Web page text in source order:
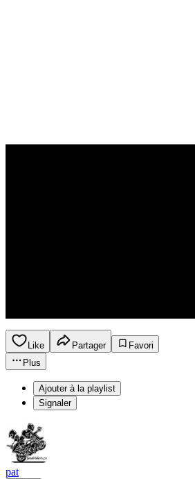
Like Partager
Favori
Plus
Ajouter à la playlist
Signaler
pat